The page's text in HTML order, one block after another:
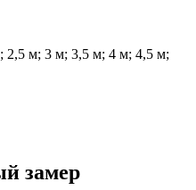
2,5 м; 3 м; 3,5 м; 4 м; 4,5 м;
замер